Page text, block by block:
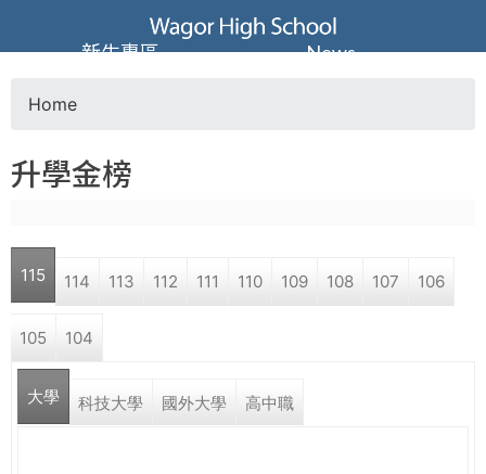
Jump to navigation
葳
格
高
中
學
o
u
a
r
e
Home
升學金榜
115 114 113 112 111 110 109 108 107 106
105 104
大學 科技大學 國外大學 高中職
新生專區 News